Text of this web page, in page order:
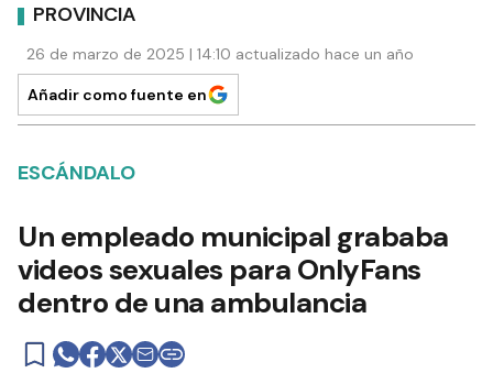
PROVINCIA
26 de marzo de 2025 | 14:10 actualizado hace un año
Añadir como fuente en
ESCÁNDALO
Un empleado municipal grababa
videos sexuales para OnlyFans
dentro de una ambulancia